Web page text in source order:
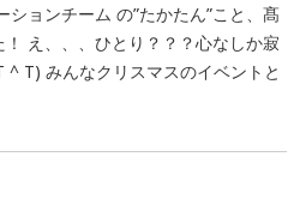
ョンチーム の”たかたん”こと、髙
え、、、ひとり？？？心なしか寂
^ T) みんなクリスマスのイベントと